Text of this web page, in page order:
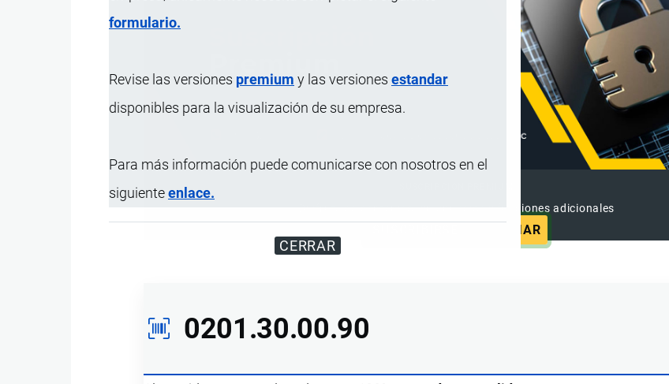
formulario.
Revise las versiones premium y las versiones estandar
disponibles para la visualización de su empresa.
Para más información puede comunicarse con nosotros en el
siguienteenlace.
CERRAR
Disfrute de contenido sin anuncios y funciones adicionales
ANUNCIAR
0201.30.00.90